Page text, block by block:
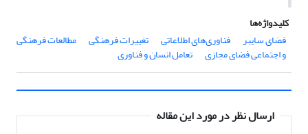
کلیدواژه‌ها
فضای سایبر
فناوری‌های اطلاعاتی تغییرات فرهنگی مطالعات فرهنگی
و اجتماعی فضای مجازی تعامل انسان و فناوری
ارسال نظر در مورد این مقاله